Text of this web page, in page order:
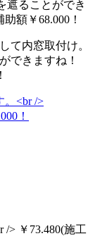
て内窓取付け。
できますね！